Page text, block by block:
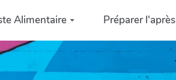
Alimentaire Préparer l'après